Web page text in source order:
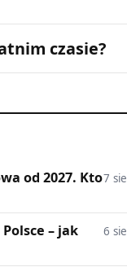
czasie?
od 2027. Kto7 sie
– jak
6 sie